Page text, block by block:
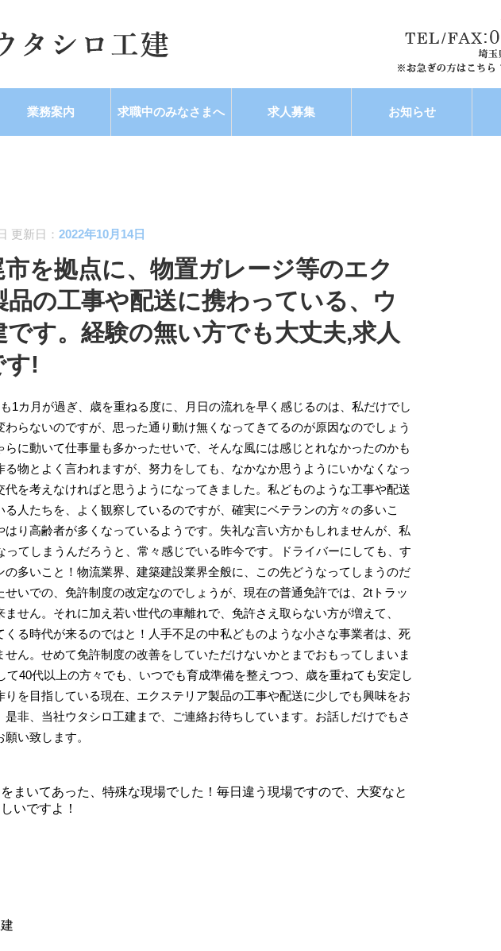
業務案内 求職中のみなさまへ 求人募集 お知らせ
更新日： 2022年10月14日
を拠点に、物置ガレージ等のエク
品の工事や配送に携わっている、ウ
です。経験の無い方でも大丈夫,求人
す!
1カ月が過ぎ、歳を重ねる度に、月日の流れを早く感じるのは、私だけでし
わらないのですが、思った通り動け無くなってきてるのが原因なのでしょう
らに動いて仕事量も多かったせいで、そんな風には感じとれなかったのかも
る物とよく言われますが、努力をしても、なかなか思うようにいかなくなっ
代を考えなければと思うようになってきました。私どものような工事や配送
る人たちを、よく観察しているのですが、確実にベテランの方々の多いこ
はり高齢者が多くなっているようです。失礼な言い方かもしれませんが、私
ってしまうんだろうと、常々感じでいる昨今です。ドライバーにしても、す
の多いこと！物流業界、建築建設業界全般に、この先どうなってしまうのだ
せいでの、免許制度の改定なのでしょうが、現在の普通免許では、2tトラッ
せん。それに加え若い世代の車離れで、免許さえ取らない方が増えて、
くる時代が来るのではと！人手不足の中私どものような小さな事業者は、死
せん。せめて免許制度の改善をしていただけないかとまでおもってしまいま
て40代以上の方々でも、いつでも育成準備を整えつつ、歳を重ねても安定し
りを目指している現在、エクステリア製品の工事や配送に少しでも興味をお
是非、当社ウタシロ工建まで、ご連絡お待ちしています。お話しだけでもさ
い致します。
まいてあった、特殊な現場でした！毎日違う現場ですので、大変なと
いですよ！